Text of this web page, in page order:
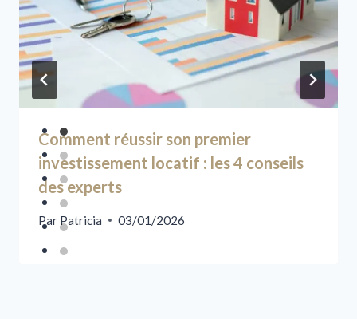
Comment réussir son premier
investissement locatif : les 4 conseils
des experts
Par Patricia 03/01/2026